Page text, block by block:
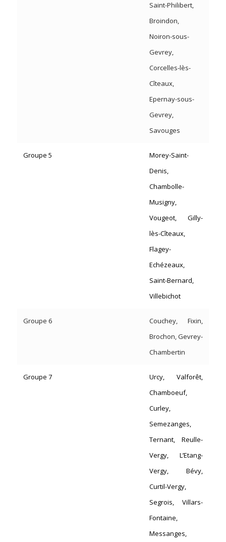
Saint-Philibert,
Broindon,
Noiron-sous-
Gevrey,
Corcelles-lès-
Cîteaux,
Epernay-sous-
Gevrey,
Savouges
Groupe 5
Morey-Saint-
Denis,
Chambolle-
Musigny,
Vougeot, Gilly-
lès-Cîteaux,
Flagey-
Echézeaux,
Saint-Bernard,
Villebichot
Groupe 6
Couchey, Fixin,
Brochon, Gevrey-
Chambertin
Groupe 7
Urcy, Valforêt,
Chamboeuf,
Curley,
Semezanges,
Ternant, Reulle-
Vergy, L’Etang-
Vergy, Bévy,
Curtil-Vergy,
Segrois, Villars-
Fontaine,
Messanges,